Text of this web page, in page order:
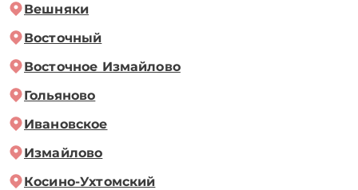
Вешняки
Восточный
Восточное Измайлово
Гольяново
Ивановское
Измайлово
Косино-Ухтомский